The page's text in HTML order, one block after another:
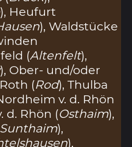
), Heufurt
), Waldstücke
(Altenfelt),
), Ober- und/oder
(Rod), Thulba
v. d. Rhön
d. Rhön (Osthaim),
Sunthaim),
),